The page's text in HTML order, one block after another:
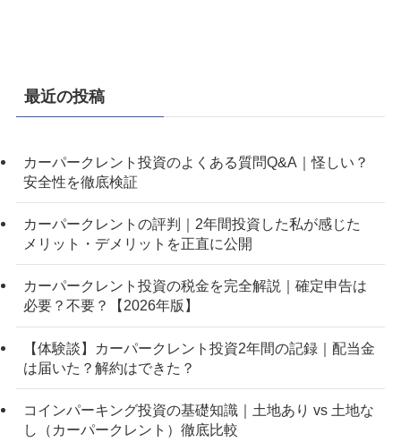
最近の投稿
カーパークレント投資のよくある質問Q&A｜怪しい？
安全性を徹底検証
カーパークレントの評判｜2年間投資した私が感じた
メリット・デメリットを正直に公開
カーパークレント投資の税金を完全解説｜確定申告は
必要？不要？【2026年版】
【体験談】カーパークレント投資2年間の記録｜配当金
は届いた？解約はできた？
コインパーキング投資の基礎知識｜土地あり vs 土地な
し（カーパークレント）徹底比較